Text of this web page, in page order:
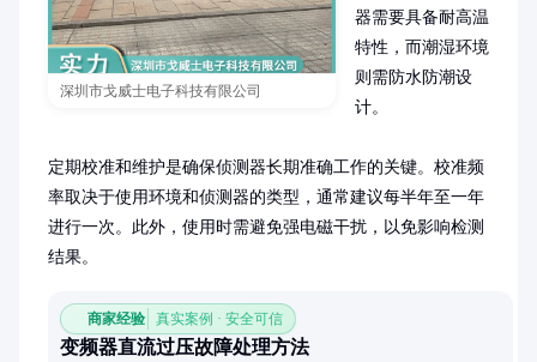
深圳市戈威士电子科技有限公司
器需要具备耐高温
特性，而潮湿环境
则需防水防潮设
计。
定期校准和维护是确保侦测器长期准确工作的关键。校准频
率取决于使用环境和侦测器的类型，通常建议每半年至一年
进行一次。此外，使用时需避免强电磁干扰，以免影响检测
结果。
商家经验 真实案例 · 安全可信
变频器直流过压故障处理方法